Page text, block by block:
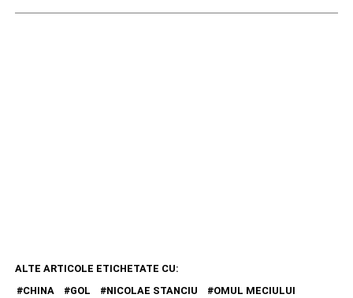
ALTE ARTICOLE ETICHETATE CU:
CHINA
GOL NICOLAE STANCIU OMUL MECIULUI